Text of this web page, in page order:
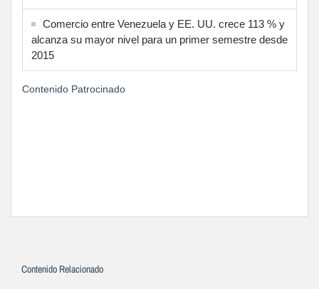
Comercio entre Venezuela y EE. UU. crece 113 % y
alcanza su mayor nivel para un primer semestre desde
2015
Contenido Patrocinado
Contenido Relacionado